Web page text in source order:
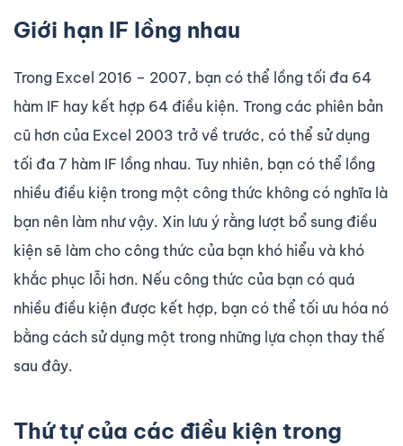
Giới hạn IF lồng nhau
Trong Excel 2016 – 2007, bạn có thể lồng tối đa 64
hàm IF hay kết hợp 64 điều kiện. Trong các phiên bản
cũ hơn của Excel 2003 trở về trước, có thể sử dụng
tối đa 7 hàm IF lồng nhau. Tuy nhiên, bạn có thể lồng
nhiều điều kiện trong một công thức không có nghĩa là
bạn nên làm như vậy. Xin lưu ý rằng lượt bổ sung điều
kiện sẽ làm cho công thức của bạn khó hiểu và khó
khắc phục lỗi hơn. Nếu công thức của bạn có quá
nhiều điều kiện được kết hợp, bạn có thể tối ưu hóa nó
bằng cách sử dụng một trong những lựa chọn thay thế
sau đây.
Thứ tự của các điều kiện trong